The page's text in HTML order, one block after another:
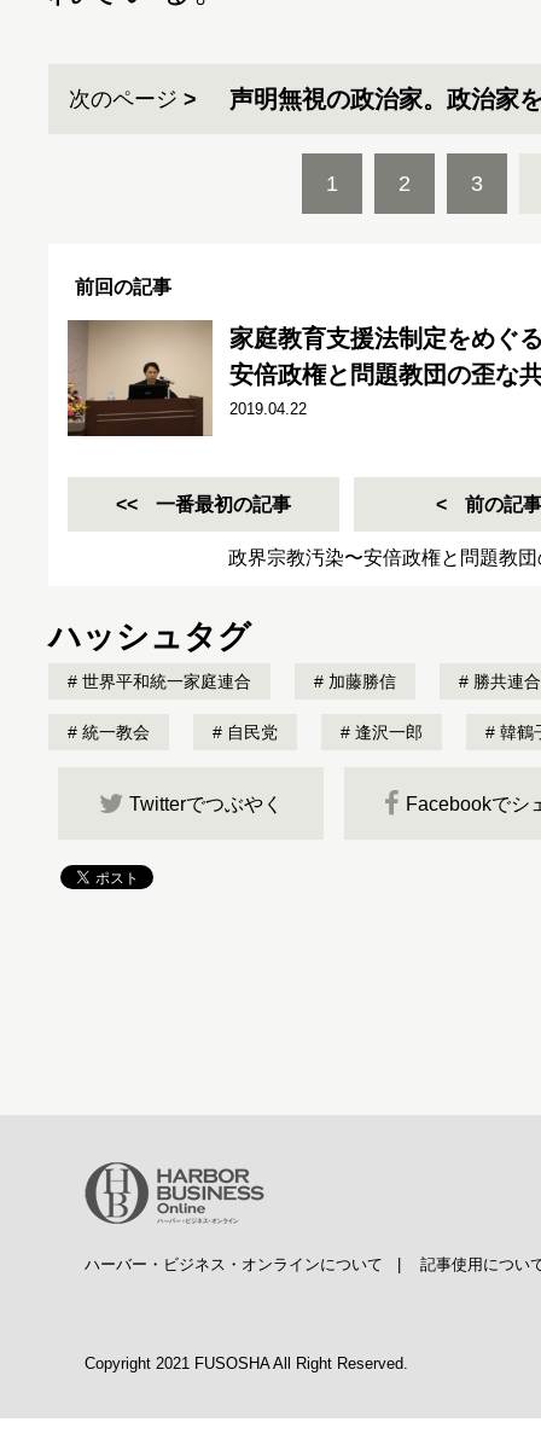
次のページ 声明無視の政治家。政治家
1 2 3
前回の記事
家庭教育支援法制定をめぐ
安倍政権と問題教団の歪な
2019.04.22
一番最初の記事 前の記事
政界宗教汚染〜安倍政権と問題教
ハッシュタグ
世界平和統一家庭連合 加藤勝信 勝共連合
統一教会 自民党 逢沢一郎 韓鶴
Twitterでつぶやく Facebookでシ
ハーバー・ビジネス・オンラインについて 記事使用につい
Copyright 2021 FUSOSHA All Right Reserved.